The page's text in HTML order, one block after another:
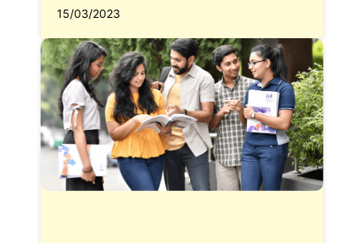
15/03/2023